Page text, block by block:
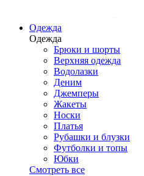
Одежда
Одежда
Брюки и шорты
Верхняя одежда
Водолазки
Деним
Джемперы
Жакеты
Носки
Платья
Рубашки и блузки
Футболки и топы
Юбки
Смотреть все